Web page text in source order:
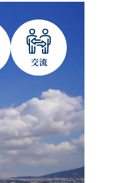
交流